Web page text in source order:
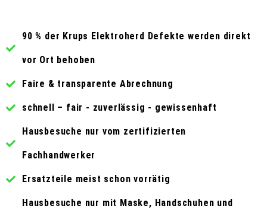
90 % der Krups Elektroherd Defekte werden direkt
vor Ort behoben
Faire & transparente Abrechnung
schnell – fair - zuverlässig - gewissenhaft
Hausbesuche nur vom zertifizierten
Fachhandwerker
Ersatzteile meist schon vorrätig
Hausbesuche nur mit Maske, Handschuhen und